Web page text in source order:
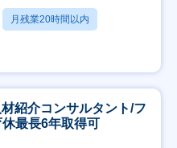
月残業20時間以内
紹介コンサルタント/フ
最長6年取得可